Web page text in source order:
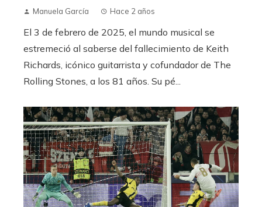
Manuela García Hace 2 años
El 3 de febrero de 2025, el mundo musical se
estremeció al saberse del fallecimiento de Keith
Richards, icónico guitarrista y cofundador de The
Rolling Stones, a los 81 años. Su pé...